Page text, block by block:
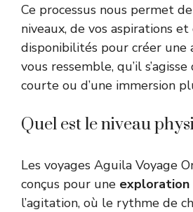
Ce processus nous permet
niveaux, de vos aspirations et
disponibilités pour créer une
vous ressemble, qu’il s’agisse
courte ou d’une immersion
Quel est le niveau
Les voyages Aguila Voyage
conçus pour une exploration
l’agitation, où le rythme de